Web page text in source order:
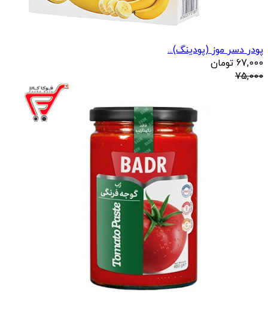
پودر دسر موز (پودینگ)...
67,000 تومان
75,000